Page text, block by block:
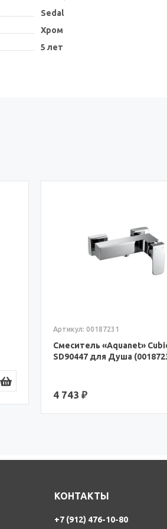
Sedal
Хром
5 лет
Артикул: 00187231
Смеситель «Aquanet»
SD90447 для Душа
4 743 ₽
КОНТАКТЫ
+7 (912) 476-10-80